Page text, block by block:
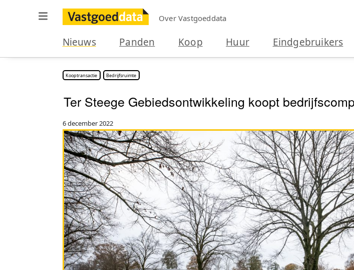
Over Vastgoeddata
Nieuws Panden Koop Huur Eindgebruikers
Kooptransactie Bedrijfsruimte
Ter Steege Gebiedsontwikkeling koopt
6 december 2022